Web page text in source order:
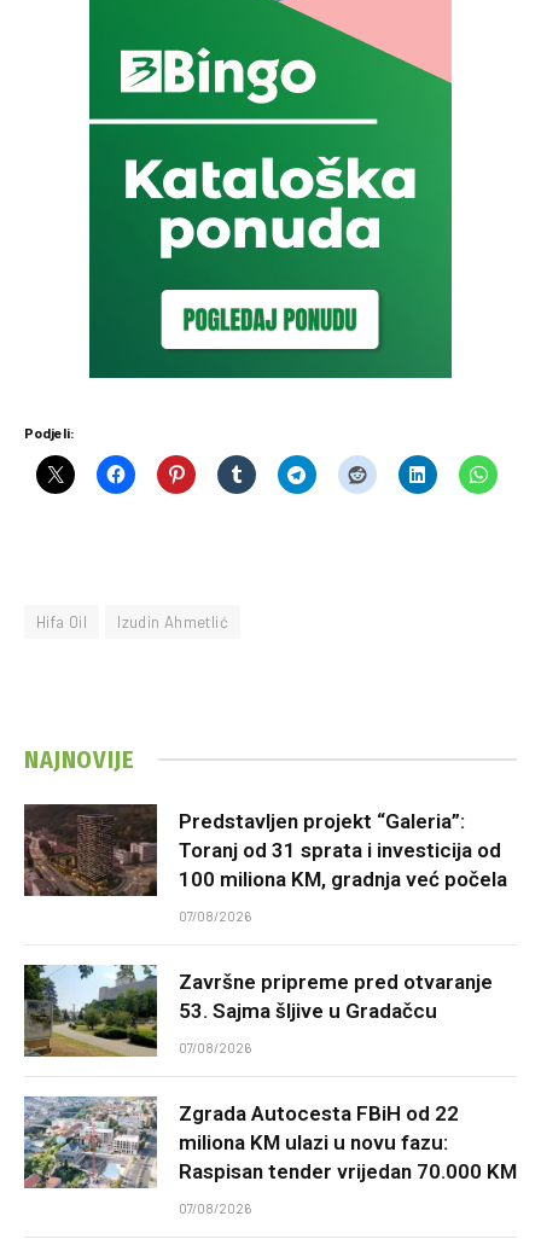
Podjeli:
Hifa Oil Izudin Ahmetlić
NAJNOVIJE
Predstavljen projekt “Galeria”:
Toranj od 31 sprata i investicija od
100 miliona KM, gradnja već počela
07/08/2026
Završne pripreme pred otvaranje
53. Sajma šljive u Gradačcu
07/08/2026
Zgrada Autocesta FBiH od 22
miliona KM ulazi u novu fazu:
Raspisan tender vrijedan 70.000 KM
07/08/2026